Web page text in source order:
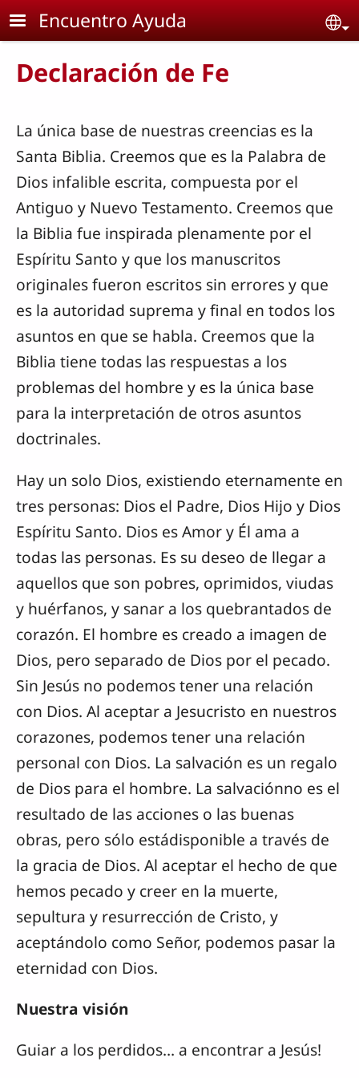
Skip to main content
Encuentro Ayuda
Declaración de Fe
La única base de nuestras creencias es la
Santa Biblia. Creemos que es la Palabra de
Dios infalible escrita, compuesta por el
Antiguo y Nuevo Testamento. Creemos que
la Biblia fue inspirada plenamente por el
Espíritu Santo y que los manuscritos
originales fueron escritos sin errores y que
es la autoridad suprema y final en todos los
asuntos en que se habla. Creemos que la
Biblia tiene todas las respuestas a los
problemas del hombre y es la única base
para la interpretación de otros asuntos
doctrinales.
Hay un solo Dios, existiendo eternamente en
tres personas: Dios el Padre, Dios Hijo y Dios
Espíritu Santo. Dios es Amor y Él ama a
todas las personas. Es su deseo de llegar a
aquellos que son pobres, oprimidos, viudas
y huérfanos, y sanar a los quebrantados de
corazón. El hombre es creado a imagen de
Dios, pero separado de Dios por el pecado.
Sin Jesús no podemos tener una relación
con Dios. Al aceptar a Jesucristo en nuestros
corazones, podemos tener una relación
personal con Dios. La salvación es un regalo
de Dios para el hombre. La salvaciónno es el
resultado de las acciones o las buenas
obras, pero sólo estádisponible a través de
la gracia de Dios. Al aceptar el hecho de que
hemos pecado y creer en la muerte,
sepultura y resurrección de Cristo, y
aceptándolo como Señor, podemos pasar la
eternidad con Dios.
Nuestra visión
Guiar a los perdidos… a encontrar a Jesús!